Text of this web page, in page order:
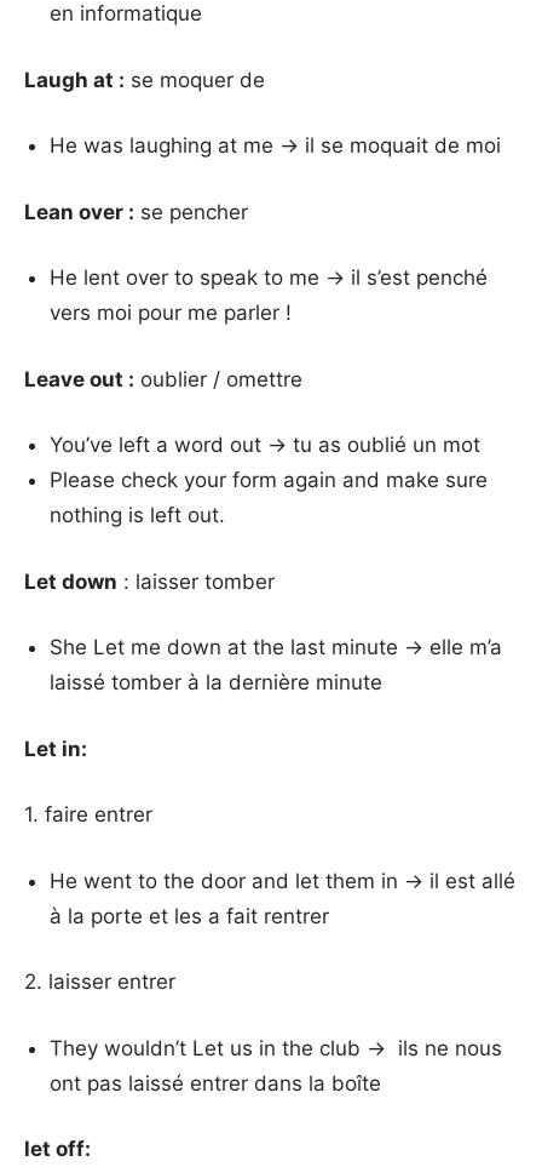
en informatique
Laugh at : se moquer de
He was laughing at me → il se moquait de moi
Lean over : se pencher
He lent over to speak to me → il s’est penché
vers moi pour me parler !
Leave out : oublier / omettre
You’ve left a word out → tu as oublié un mot
Please check your form again and make sure
nothing is left out.
Let down : laisser tomber
She Let me down at the last minute → elle m’a
laissé tomber à la dernière minute
Let in:
1. faire entrer
He went to the door and let them in → il est allé
à la porte et les a fait rentrer
2. laisser entrer
They wouldn’t Let us in the club → ils ne nous
ont pas laissé entrer dans la boîte
let off: